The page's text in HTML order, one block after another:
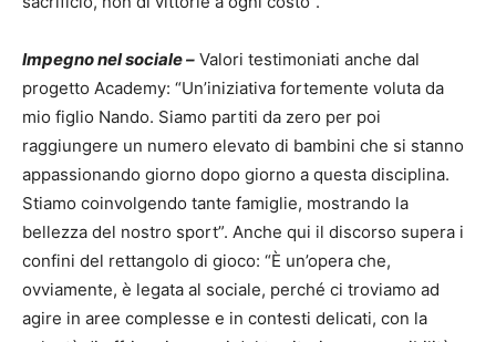
Impegno nel sociale – Valori testimoniati anche dal
progetto Academy: “Un’iniziativa fortemente voluta da
mio figlio Nando. Siamo partiti da zero per poi
raggiungere un numero elevato di bambini che si stanno
appassionando giorno dopo giorno a questa disciplina.
Stiamo coinvolgendo tante famiglie, mostrando la
bellezza del nostro sport”. Anche qui il discorso supera i
confini del rettangolo di gioco: “È un’opera che,
ovviamente, è legata al sociale, perché ci troviamo ad
agire in aree complesse e in contesti delicati, con la